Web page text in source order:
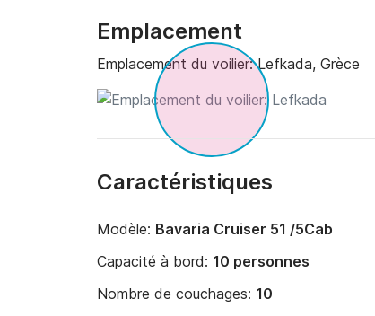
Emplacement
Emplacement du voilier:Lefkada, Grèce
Caractéristiques
Modèle: Bavaria Cruiser 51 /5Cab
Capacité à bord: 10 personnes
Nombre de couchages: 10